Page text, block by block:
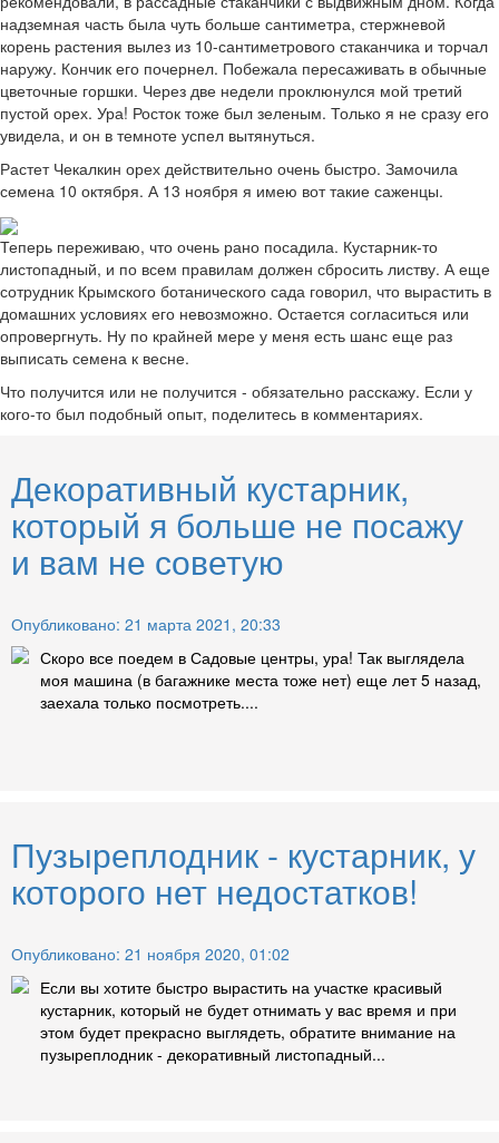
надземная часть была чуть больше сантиметра, стержневой
корень растения вылез из 10-сантиметрового стаканчика и торчал
наружу. Кончик его почернел. Побежала пересаживать в обычные
цветочные горшки. Через две недели проклюнулся мой третий
пустой орех. Ура! Росток тоже был зеленым. Только я не сразу его
увидела, и он в темноте успел вытянуться.
Растет Чекалкин орех действительно очень быстро. Замочила
семена 10 октября. А 13 ноября я имею вот такие саженцы.
Теперь переживаю, что очень рано посадила. Кустарник-то
листопадный, и по всем правилам должен сбросить листву. А еще
сотрудник Крымского ботанического сада говорил, что вырастить в
домашних условиях его невозможно. Остается согласиться или
опровергнуть. Ну по крайней мере у меня есть шанс еще раз
выписать семена к весне.
Что получится или не получится - обязательно расскажу. Если у
кого-то был подобный опыт, поделитесь в комментариях.
Декоративный кустарник,
который я больше не посажу
и вам не советую
Опубликовано: 21 марта 2021, 20:33
Скоро все поедем в Садовые центры, ура! Так выглядела
моя машина (в багажнике места тоже нет) еще лет 5 назад,
заехала только посмотреть....
Пузыреплодник - кустарник, у
которого нет недостатков!
Опубликовано: 21 ноября 2020, 01:02
Если вы хотите быстро вырастить на участке красивый
кустарник, который не будет отнимать у вас время и при
этом будет прекрасно выглядеть, обратите внимание на
пузыреплодник - декоративный листопадный...